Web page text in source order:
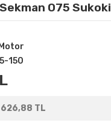
075 Sukoki
150
626,88 TL